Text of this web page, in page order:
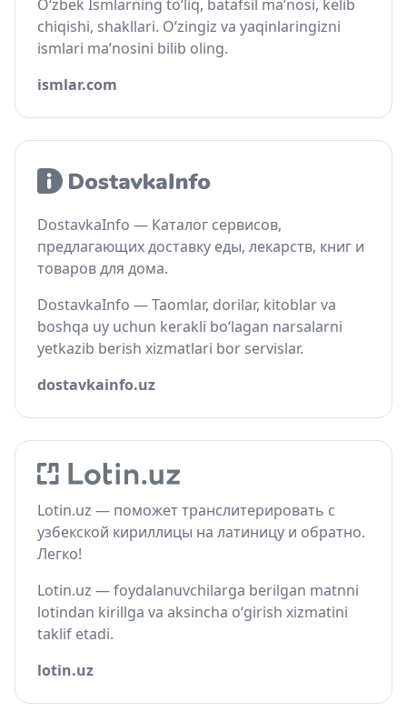
O‘zbek Ismlarning to‘liq, batafsil ma’nosi, kelib
chiqishi, shakllari. O‘zingiz va yaqinlaringizni
ismlari ma’nosini bilib oling.
ismlar.com
DostavkaInfo — Каталог сервисов,
предлагающих доставку еды, лекарств, книг и
товаров для дома.
DostavkaInfo — Taomlar, dorilar, kitoblar va
boshqa uy uchun kerakli bo‘lagan narsalarni
yetkazib berish xizmatlari bor servislar.
dostavkainfo.uz
Lotin.uz — поможет транслитерировать с
узбекской кириллицы на латиницу и обратно.
Легко!
Lotin.uz — foydalanuvchilarga berilgan matnni
lotindan kirillga va aksincha o‘girish xizmatini
taklif etadi.
lotin.uz